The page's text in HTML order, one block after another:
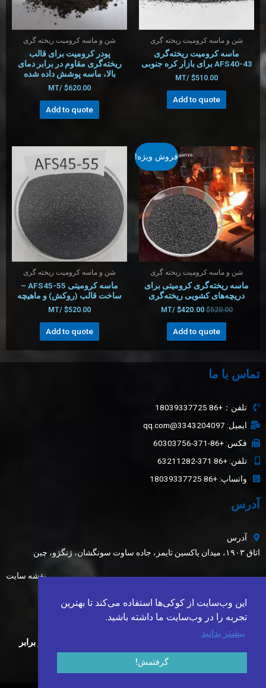
این وب‌سایت از کوکی‌ها استفاده می‌کند تا بهترین
تجربه را در وب‌سایت ما داشته باشید.
بیشتر بدانید
گرفتمش!
شن و ماسه کرومیت ریخته گری
ماسه کرومیت ریخته‌گری
AFS40-43 برای بازار کره جنوبی
$510.00
/MT
Add to quote
شن و ماسه کرومیت ریخته گری
پودر کرومیت برای قالب
ریخته‌گری مقاوم در برابر دمای
بالا، ماسه پوشش داده شده
$620.00
/MT
Add to quote
فروش ویژه!
شن و ماسه کرومیت ریخته گری
ماسه ریخته‌گری کرومیتی برای
دریچه‌های کشویی ریخته‌گری
$520.00
$420.00
/MT
Add to quote
شن و ماسه کرومیت ریخته گری
ماسه کرومیتی AFS45-55 –
ساخت قالب (روکش) و ماهیچه
$520.00
/MT
Add to quote
تماس با ما
تلفن：+86 18039337725
ایمیل: 3343204097@qq.com
فکس: +86-371-60303756
تلفن: +86 371-63211282
واتساپ: +86 18039337725
آدرس
آدرس
اتاق ۱۹۰۳، میدان یاکسین تایمز، جاده ساوت سونگشان، ژنگژو، چین
نقشه سایت
آخرین اخبار
کاربرد آلومینای سفید ذوب‌شده، کاربید سیلیکون سبز، کاربید
سیلیکون سیاه و مهره‌های سرامیکی در پوشش‌های مقاوم در برابر
سایش
برگه اطلاعات فنی ماسه ریخته‌گری سرامیکی